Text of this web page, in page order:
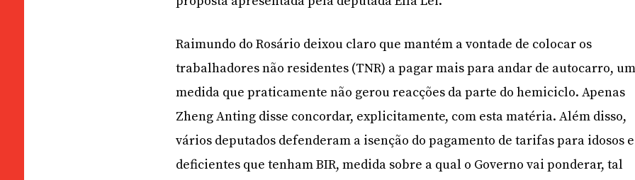
Raimundo do Rosário deixou claro que mantém a vontade de colocar os
trabalhadores não residentes (TNR) a pagar mais para andar de autocarro,
medida que praticamente não gerou reacções da parte do hemiciclo. Apenas
Zheng Anting disse concordar, explicitamente, com esta matéria. Além disso,
vários deputados defenderam a isenção do pagamento de tarifas para idosos e
deficientes que tenham BIR, medida sobre a qual o Governo vai ponderar, tal